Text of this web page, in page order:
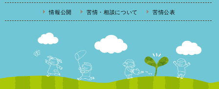
情報公開 苦情・相談について 苦情公表